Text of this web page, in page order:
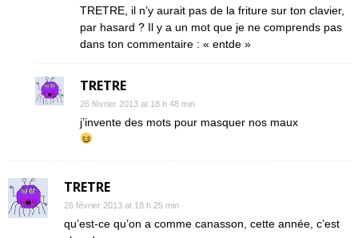
TRETRE, il n’y aurait pas de la friture sur ton clavier,
par hasard ? Il y a un mot que je ne comprends pas
dans ton commentaire : « entde »
TRETRE
26 février 2013 at 18 h 48 min
j’invente des mots pour masquer nos maux
TRETRE
26 février 2013 at 18 h 25 min
qu’est-ce qu’on a comme canasson, cette année, c’est